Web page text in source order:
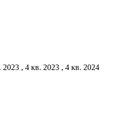
, 4 кв. 2023 , 4 кв. 2024